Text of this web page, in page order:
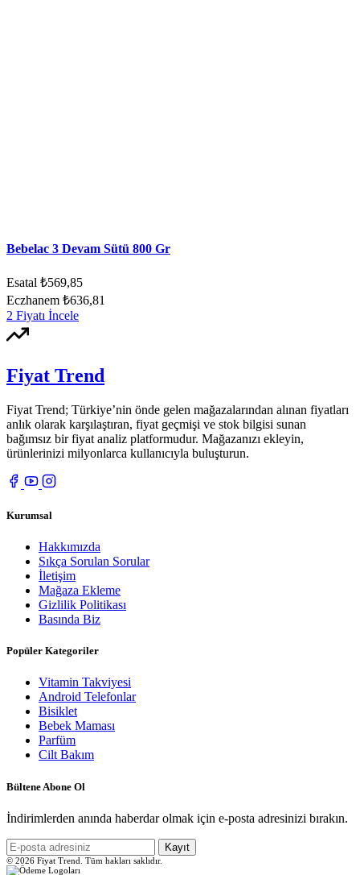
Bebelac 3 Devam Sütü 800 Gr
Esatal ₺569,85
Eczhanem ₺636,81
2 Fiyatı İncele
Fiyat Trend
Fiyat Trend; Türkiye’nin önde gelen mağazalarından alınan fiyatları
anlık olarak karşılaştıran, fiyat geçmişi ve stok bilgisi sunan
bağımsız bir fiyat analiz platformudur. Mağazanızı ekleyin,
ürünlerinizi milyonlarca kullanıcıyla buluşturun.
Kurumsal
Hakkımızda
Sıkça Sorulan Sorular
İletişim
Mağaza Ekleme
Gizlilik Politikası
Basında Biz
Popüler Kategoriler
Vitamin Takviyesi
Android Telefonlar
Bisiklet
Bebek Maması
Parfüm
Cilt Bakım
Bültene Abone Ol
İndirimlerden anında haberdar olmak için e-posta adresinizi bırakın.
Kayıt
© 2026 Fiyat Trend. Tüm hakları saklıdır.